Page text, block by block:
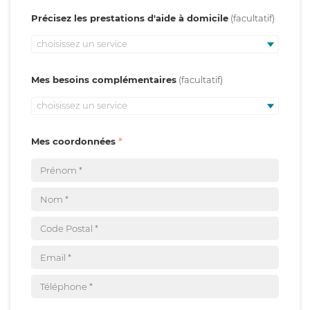
Précisez les prestations d'aide à domicile
choisissez un service
Mes besoins complémentaires
choisissez un service
Mes coordonnées